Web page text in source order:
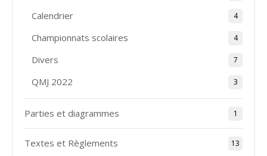
Calendrier 4
Championnats scolaires 4
Divers 7
QMJ 2022 3
Parties et diagrammes 1
Textes et Règlements 13